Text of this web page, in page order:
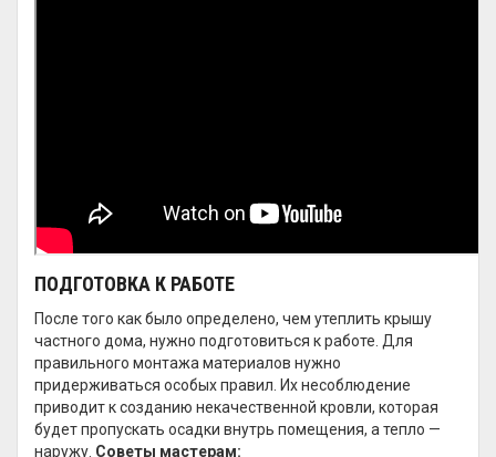
ПОДГОТОВКА К РАБОТЕ
После того как было определено, чем утеплить крышу
частного дома, нужно подготовиться к работе. Для
правильного монтажа материалов нужно
придерживаться особых правил. Их несоблюдение
приводит к созданию некачественной кровли, которая
будет пропускать осадки внутрь помещения, а тепло —
наружу. Советы мастерам: